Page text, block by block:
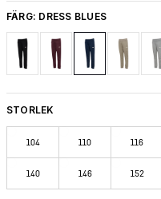
FÄRG: DRESS BLUES
STORLEK
104 110 116
140 146 152